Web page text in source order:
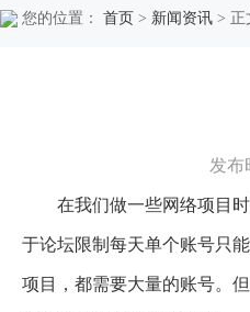
您的位置： 首页 > 新闻资讯 > 正
发布
在我们做一些网络项目
于论坛限制每天单个账号只
项目，都需要大量的账号。